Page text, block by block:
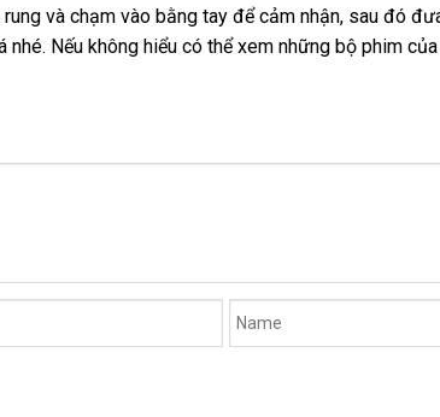
hàng
đổi
trả
và chạm vào bằng tay khách
hàng
để cảm nhậntheo
yêu
, mua
sắm
sau đó
mini
nhétự
. chiết
Nếu không hiểu nhập
có thể xem vận
những bộ phim mua